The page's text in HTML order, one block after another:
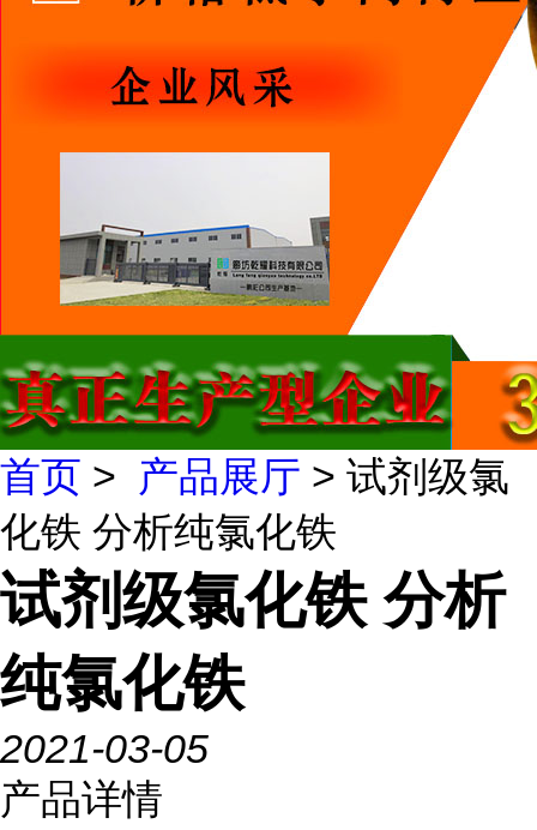
首页 > 产品展厅 > 试剂级氯
化铁 分析纯氯化铁
试剂级氯化铁 分析
纯氯化铁
2021-03-05
产品详情